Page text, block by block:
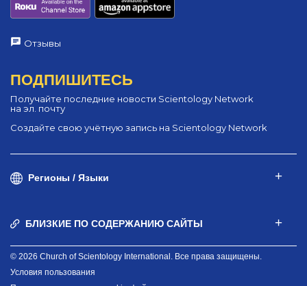
Отзывы
ПОДПИШИТЕСЬ
Получайте последние новости Scientology Network
на эл. почту
Создайте свою учётную запись на Scientology Network
Регионы / Языки
БЛИЗКИЕ ПО СОДЕРЖАНИЮ САЙТЫ
© 2026 Church of Scientology International. Все права защищены.
Условия пользования